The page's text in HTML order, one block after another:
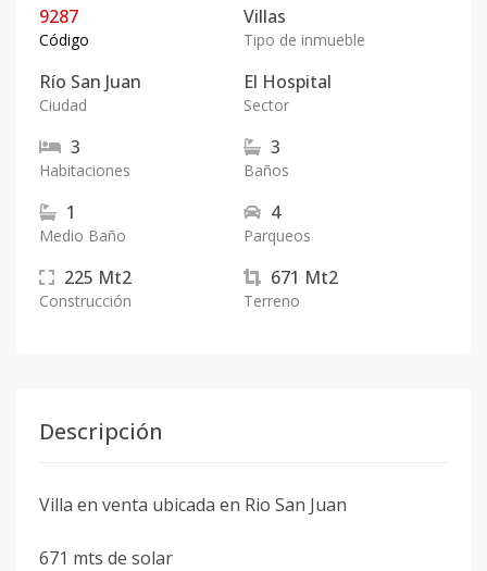
9287
Código
Villas
Tipo de inmueble
Río San Juan
Ciudad
El Hospital
Sector
3
Habitaciones
3
Baños
1
Medio Baño
4
Parqueos
225 Mt2
Construcción
671 Mt2
Terreno
Descripción
Villa en venta ubicada en Rio San Juan
671 mts de solar